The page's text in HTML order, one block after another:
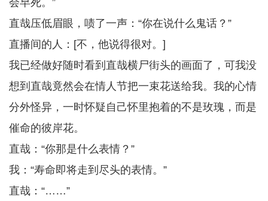
会早死。”
直哉压低眉眼，啧了一声：“你在说什么鬼话？”
直播间的人：[不，他说得很对。]
我已经做好随时看到直哉横尸街头的画面了，可我没
想到直哉竟然会在情人节把一束花送给我。我的心情
分外怪异，一时怀疑自己怀里抱着的不是玫瑰，而是
催命的彼岸花。
直哉：“你那是什么表情？”
我：“寿命即将走到尽头的表情。”
直哉：“……”